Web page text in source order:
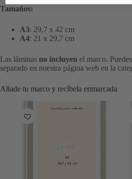
Tamaños:
A3: 29,7 x 42 cm
A4: 21 x 29,7 cm
Las láminas no incluyen el marco.
separado en nuestra página web en la
Añade tu marco y recíbela enmarcada